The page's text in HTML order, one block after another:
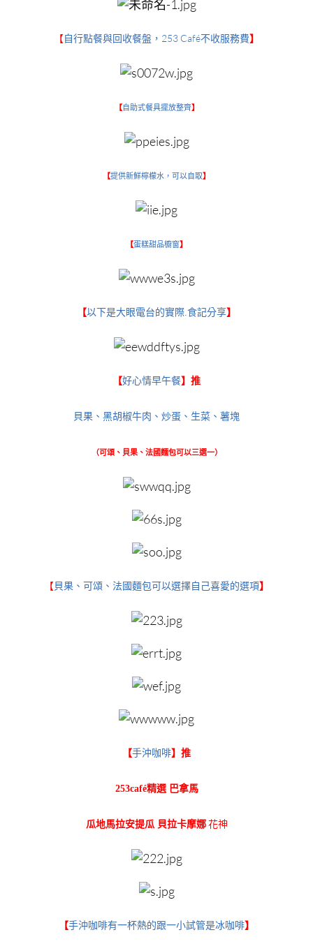
【 自行點餐與回收餐盤， 253 Café不收服務費】
【自助式餐具擺放整齊】
【提供新鮮檸檬水，可以自取】
【蛋糕甜品櫥窗】
【以下是大眼電台的實際.食記分享】
【好心情早午餐】推
貝果、黑胡椒牛肉、炒蛋、生菜、薯塊
（可頌、貝果、法國麵包可以三選一）
【 貝果、可頌、法國麵包可以選擇自己喜愛的選項】
【手沖咖啡】推
253café精選 巴拿馬
瓜地馬拉安提瓜 貝拉卡摩娜 花神
【手沖咖啡有一杯熱的跟一小試管是冰咖啡】